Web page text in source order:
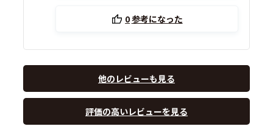
0参考になった
他のレビューも見る
評価の高いレビューを見る